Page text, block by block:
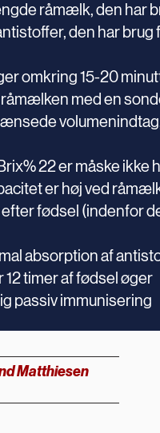
råmælk, den har
den har brug
omkring 15-20
med en
22 er måske ikke
er høj ved
fødsel (indenfor
absorption af
timer af fødsel øger
passiv immunisering
Matthiesen